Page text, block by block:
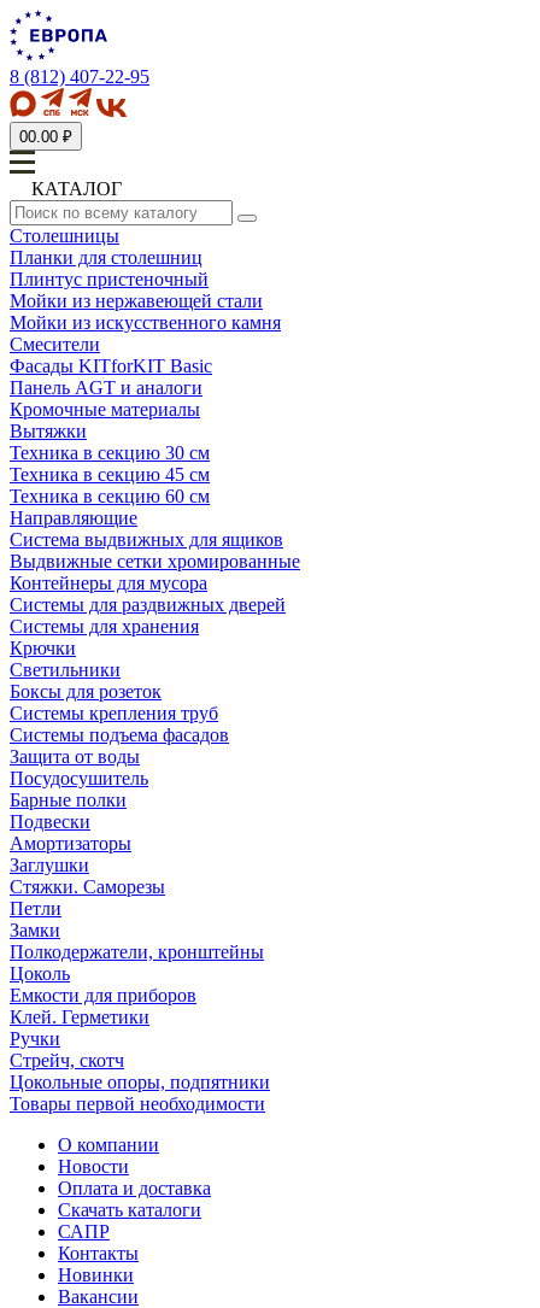
8 (812) 407-22-95
00.00 ₽
КАТАЛОГ
Столешницы
Планки для столешниц
Плинтус пристеночный
Мойки из нержавеющей стали
Мойки из искусственного камня
Смесители
Фасады KITforKIT Basic
Панель AGT и аналоги
Кромочные материалы
Вытяжки
Техника в секцию 30 см
Техника в секцию 45 см
Техника в секцию 60 см
Направляющие
Система выдвижных для ящиков
Выдвижные сетки хромированные
Контейнеры для мусора
Системы для раздвижных дверей
Системы для хранения
Крючки
Светильники
Боксы для розеток
Системы крепления труб
Системы подъема фасадов
Защита от воды
Посудосушитель
Барные полки
Подвески
Амортизаторы
Заглушки
Стяжки. Саморезы
Петли
Замки
Полкодержатели, кронштейны
Цоколь
Емкости для приборов
Клей. Герметики
Ручки
Стрейч, скотч
Цокольные опоры, подпятники
Товары первой необходимости
О компании
Новости
Оплата и доставка
Скачать каталоги
САПР
Контакты
Новинки
Вакансии